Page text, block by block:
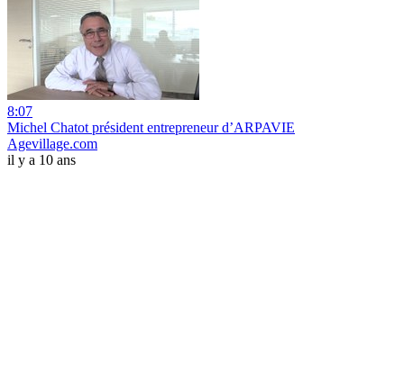
8:07
Michel Chatot président entrepreneur d’ARPAVIE
Agevillage.com
il y a 10 ans